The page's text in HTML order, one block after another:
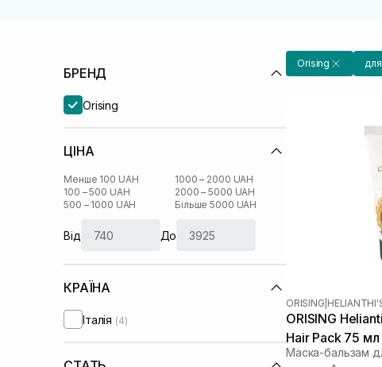
БРЕНД
Orising
ЦІНА
Менше 100 UAH
100 – 500 UAH
500 – 1000 UAH
1000 – 2000 UAH
2000 – 5000 UAH
Більше 5000 UAH
Від До
КРАЇНА
Італія (4)
Orising
ORISING
ORISING
Hair Pack 75 мл
Маска-бальзам